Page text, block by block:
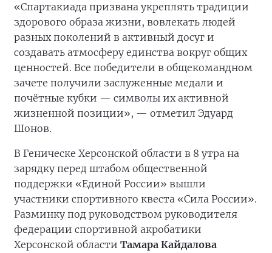
«Спартакиада призвана укреплять традиции
здорового образа жизни, вовлекать людей
разных поколений в активный досуг и
создавать атмосферу единства вокруг общих
ценностей. Все победители в общекомандном
зачете получили заслуженные медали и
почётные кубки — символы их активной
жизненной позиции», — отметил Эдуард
Шонов.
В Геническе Херсонской области в 8 утра на
зарядку перед штабом общественной
поддержки «Единой России» вышли
участники спортивного квеста «Сила России».
Разминку под руководством руководителя
федерации спортивной акробатики
Херсонской области Тамара Кайдалова